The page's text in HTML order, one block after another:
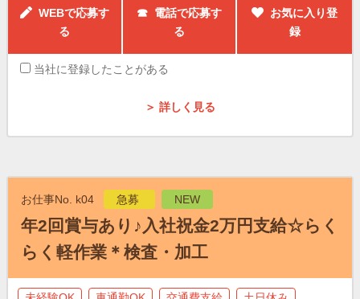
WEBで応募す
る
☎ 電話で応募す
る
お気に入り登
録
当社に登録したことがある
＞ 詳しく見る
お仕事No. k04 急募 NEW
年2回賞与あり♪入社祝金2万円支給☆らく
らく軽作業＊検査・加工